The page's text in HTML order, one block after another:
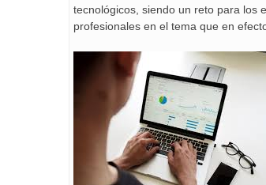
tecnológicos, siendo un reto para los
profesionales en el tema que en